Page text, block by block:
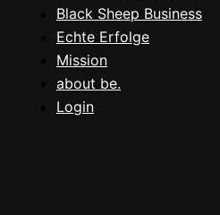
Black Sheep Business
Echte Erfolge
Mission
about be.
Login